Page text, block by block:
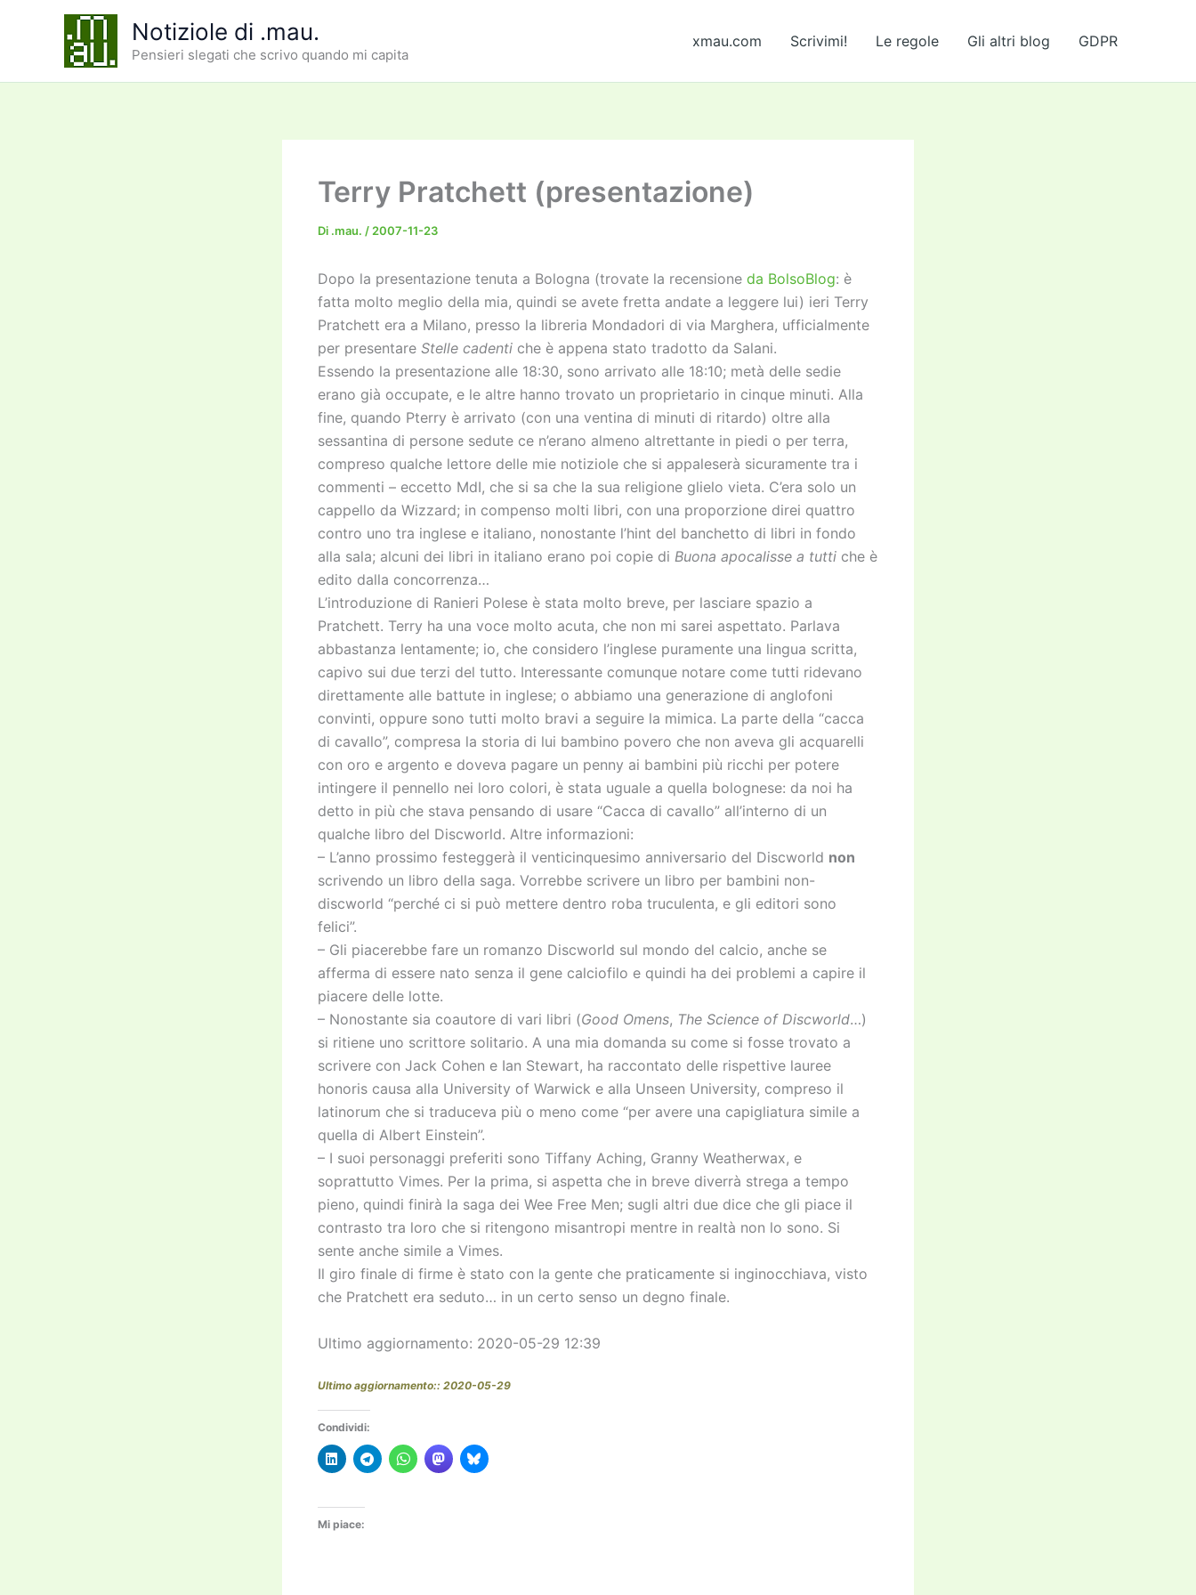
Notiziole di .mau.
Pensieri slegati che scrivo quando mi capita
xmau.com Scrivimi! Le regole Gli altri blog GDPR
Terry Pratchett (presentazione)
Di .mau. / 2007-11-23
Dopo la presentazione tenuta a Bologna (trovate la recensione da BolsoBlog: è
fatta molto meglio della mia, quindi se avete fretta andate a leggere lui) ieri Terry
Pratchett era a Milano, presso la libreria Mondadori di via Marghera, ufficialmente
per presentare Stelle cadenti che è appena stato tradotto da Salani.
Essendo la presentazione alle 18:30, sono arrivato alle 18:10; metà delle sedie
erano già occupate, e le altre hanno trovato un proprietario in cinque minuti. Alla
fine, quando Pterry è arrivato (con una ventina di minuti di ritardo) oltre alla
sessantina di persone sedute ce n’erano almeno altrettante in piedi o per terra,
compreso qualche lettore delle mie notiziole che si appaleserà sicuramente tra i
commenti – eccetto MdI, che si sa che la sua religione glielo vieta. C’era solo un
cappello da Wizzard; in compenso molti libri, con una proporzione direi quattro
contro uno tra inglese e italiano, nonostante l’hint del banchetto di libri in fondo
alla sala; alcuni dei libri in italiano erano poi copie di Buona apocalisse a tutti che è
edito dalla concorrenza…
L’introduzione di Ranieri Polese è stata molto breve, per lasciare spazio a
Pratchett. Terry ha una voce molto acuta, che non mi sarei aspettato. Parlava
abbastanza lentamente; io, che considero l’inglese puramente una lingua scritta,
capivo sui due terzi del tutto. Interessante comunque notare come tutti ridevano
direttamente alle battute in inglese; o abbiamo una generazione di anglofoni
convinti, oppure sono tutti molto bravi a seguire la mimica. La parte della “cacca
di cavallo”, compresa la storia di lui bambino povero che non aveva gli acquarelli
con oro e argento e doveva pagare un penny ai bambini più ricchi per potere
intingere il pennello nei loro colori, è stata uguale a quella bolognese: da noi ha
detto in più che stava pensando di usare “Cacca di cavallo” all’interno di un
qualche libro del Discworld. Altre informazioni:
– L’anno prossimo festeggerà il venticinquesimo anniversario del Discworld non
scrivendo un libro della saga. Vorrebbe scrivere un libro per bambini non-
discworld “perché ci si può mettere dentro roba truculenta, e gli editori sono
felici”.
– Gli piacerebbe fare un romanzo Discworld sul mondo del calcio, anche se
afferma di essere nato senza il gene calciofilo e quindi ha dei problemi a capire il
piacere delle lotte.
– Nonostante sia coautore di vari libri (Good Omens, The Science of Discworld…)
si ritiene uno scrittore solitario. A una mia domanda su come si fosse trovato a
scrivere con Jack Cohen e Ian Stewart, ha raccontato delle rispettive lauree
honoris causa alla University of Warwick e alla Unseen University, compreso il
latinorum che si traduceva più o meno come “per avere una capigliatura simile a
quella di Albert Einstein”.
– I suoi personaggi preferiti sono Tiffany Aching, Granny Weatherwax, e
soprattutto Vimes. Per la prima, si aspetta che in breve diverrà strega a tempo
pieno, quindi finirà la saga dei Wee Free Men; sugli altri due dice che gli piace il
contrasto tra loro che si ritengono misantropi mentre in realtà non lo sono. Si
sente anche simile a Vimes.
Il giro finale di firme è stato con la gente che praticamente si inginocchiava, visto
che Pratchett era seduto… in un certo senso un degno finale.
Ultimo aggiornamento: 2020-05-29 12:39
Ultimo aggiornamento:: 2020-05-29
Condividi:
Mi piace: